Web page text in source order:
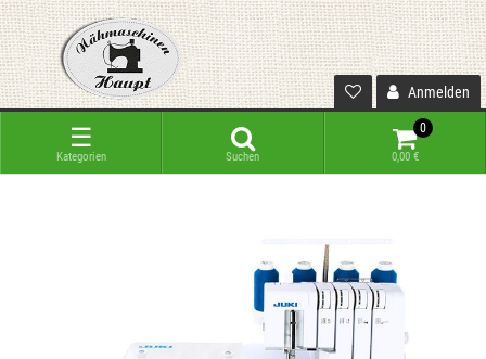
Anmelden
☰
Kategorien Suchen
0
0,00 €